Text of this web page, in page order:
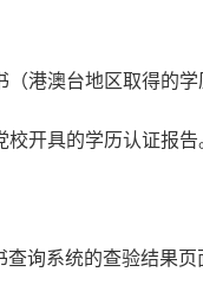
港澳台地区取得的学
开具的学历认证报告
询系统的查验结果页